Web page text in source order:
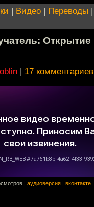
| Видео | Переводы |
Открытие
| 17 комментариев
аудиоверсия вконтакте